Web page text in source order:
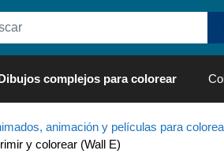
complejos para colorear
animación y películas para
y colorear (Wall E)